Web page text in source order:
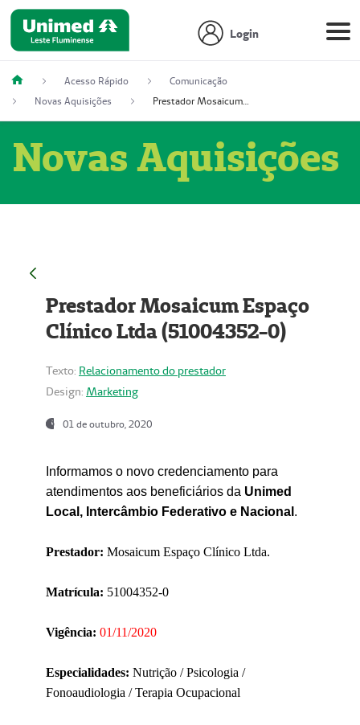
Login
Acesso Rápido
Comunicação
Novas Aquisições
Prestador Mosaicum Espaço Clínico Ltda (51004352-0)
Novas Aquisições
Prestador Mosaicum Espaço
Clínico Ltda (51004352-0)
Texto: Relacionamento do prestador
Design: Marketing
01 de outubro, 2020
Informamos o novo credenciamento para
atendimentos aos beneficiários da Unimed
Local, Intercâmbio Federativo e Nacional .
Prestador: Mosaicum Espaço Clínico Ltda.
Matrícula: 51004352-0
Vigência: 01/11/2020
Especialidades: Nutrição / Psicologia /
Fonoaudiologia / Terapia Ocupacional